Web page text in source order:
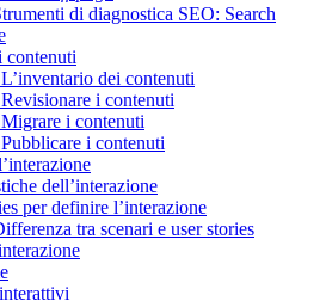
di diagnostica SEO: Search
contenuti
dei contenuti
i contenuti
i contenuti
i contenuti
dell’interazione
per definire l’interazione
tra scenari e user stories